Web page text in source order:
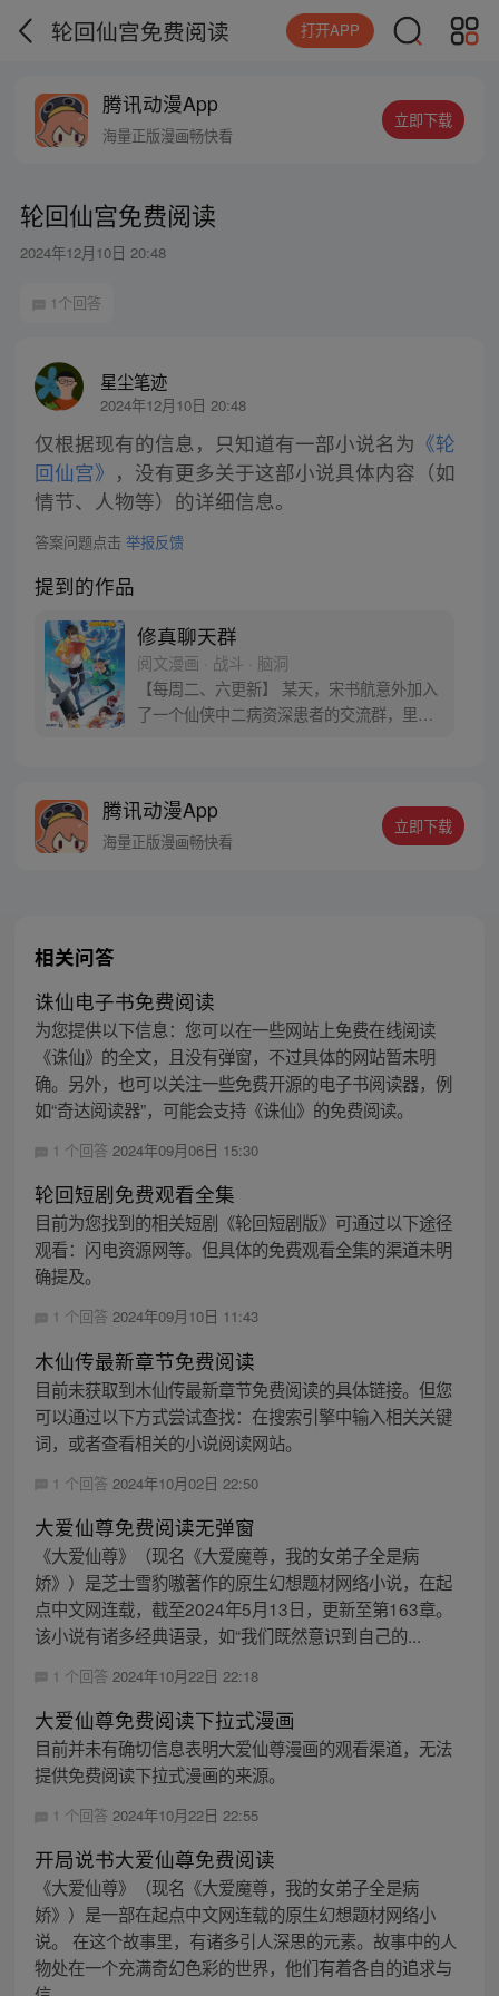
轮回仙宫免费阅读 打开APP
腾讯动漫App
海量正版漫画畅快看
立即下载
轮回仙宫免费阅读
2024年12月10日 20:48
1个回答
星尘笔迹
2024年12月10日 20:48
仅根据现有的信息，只知道有一部小说名为 《轮
回仙宫》 ，没有更多关于这部小说具体内容（如
情节、人物等）的详细信息。
答案问题点击 举报反馈
提到的作品
修真聊天群
阅文漫画 · 战斗 · 脑洞
【每周二、六更新】 某天，宋书航意外加入
了一个仙侠中二病资深患者的交流群，里面
丹、闯秘境、炼功经验啥的。 突然有一天，
潜水良久的他发现……群里每一个群员竟然
腾讯动漫App
海量正版漫画畅快看
立即下载
相关问答
诛仙电子书免费阅读
为您提供以下信息：您可以在一些网站上免费在线阅读
《诛仙》的全文，且没有弹窗，不过具体的网站暂未明
确。另外，也可以关注一些免费开源的电子书阅读器，例
如“奇达阅读器”，可能会支持《诛仙》的免费阅读。
1 个回答 2024年09月06日 15:30
轮回短剧免费观看全集
目前为您找到的相关短剧《轮回短剧版》可通过以下途径
观看：闪电资源网等。但具体的免费观看全集的渠道未明
确提及。
1 个回答 2024年09月10日 11:43
木仙传最新章节免费阅读
目前未获取到木仙传最新章节免费阅读的具体链接。但您
可以通过以下方式尝试查找：在搜索引擎中输入相关关键
词，或者查看相关的小说阅读网站。
1 个回答 2024年10月02日 22:50
大爱仙尊免费阅读无弹窗
《大爱仙尊》（现名《大爱魔尊，我的女弟子全是病
娇》）是芝士雪豹嗷著作的原生幻想题材网络小说，在起
点中文网连载，截至2024年5月13日，更新至第163章。
该小说有诸多经典语录，如“我们既然意识到自己的...
1 个回答 2024年10月22日 22:18
大爱仙尊免费阅读下拉式漫画
目前并未有确切信息表明大爱仙尊漫画的观看渠道，无法
提供免费阅读下拉式漫画的来源。
1 个回答 2024年10月22日 22:55
开局说书大爱仙尊免费阅读
《大爱仙尊》（现名《大爱魔尊，我的女弟子全是病
娇》）是一部在起点中文网连载的原生幻想题材网络小
说。 在这个故事里，有诸多引人深思的元素。故事中的人
物处在一个充满奇幻色彩的世界，他们有着各自的追求与